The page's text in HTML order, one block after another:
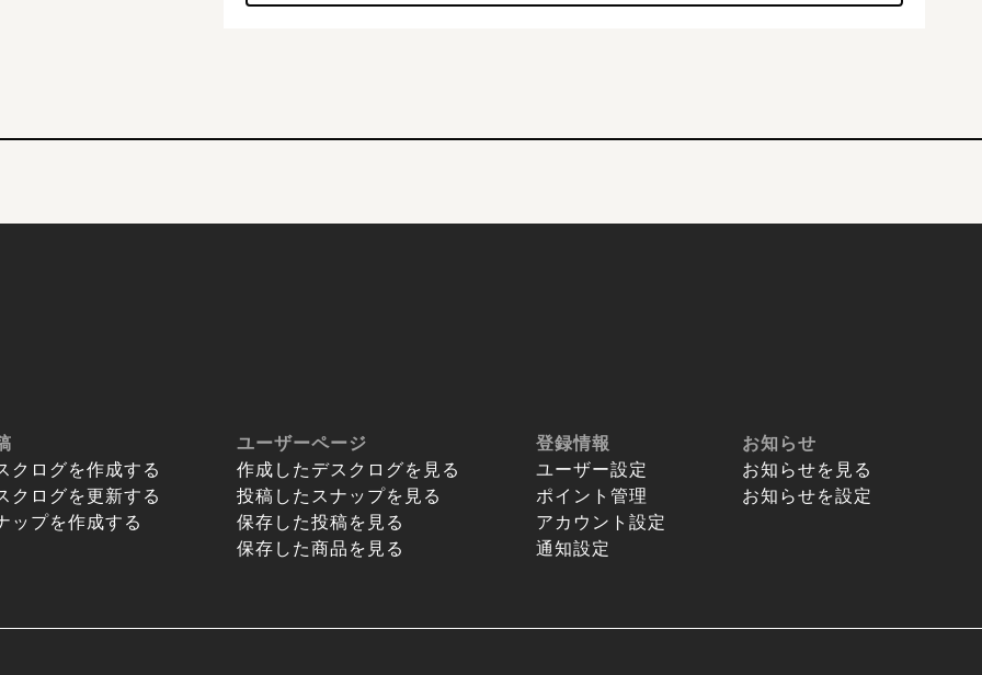
クログを作成する
クログを更新する
ップを作成する
ユーザーページ
作成したデスクログを見る
投稿したスナップを見る
保存した投稿を見る
保存した商品を見る
登録情報
ユーザー設定
ポイント管理
アカウント設定
通知設定
お知らせ
お知らせを見る
お知らせを設定